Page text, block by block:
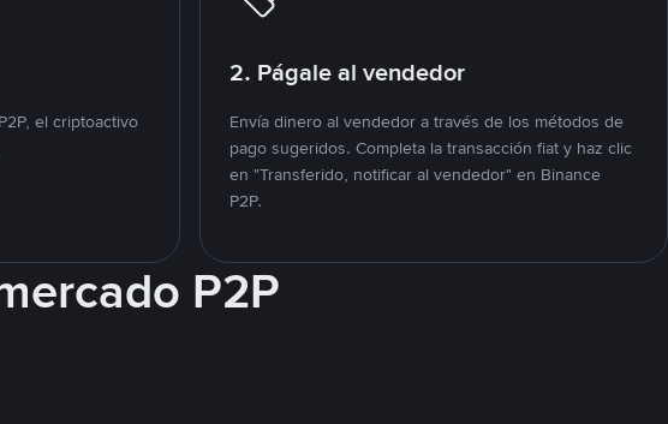
el criptoactivo
2. Págale al vendedor
Envía dinero al vendedor a través de los métodos de
pago sugeridos. Completa la transacción fiat y haz clic
en "Transferido, notificar al vendedor" en Binance
P2P.
P2P